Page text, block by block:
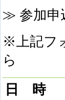
≫ 参加申
※上記フ
ら
日 時